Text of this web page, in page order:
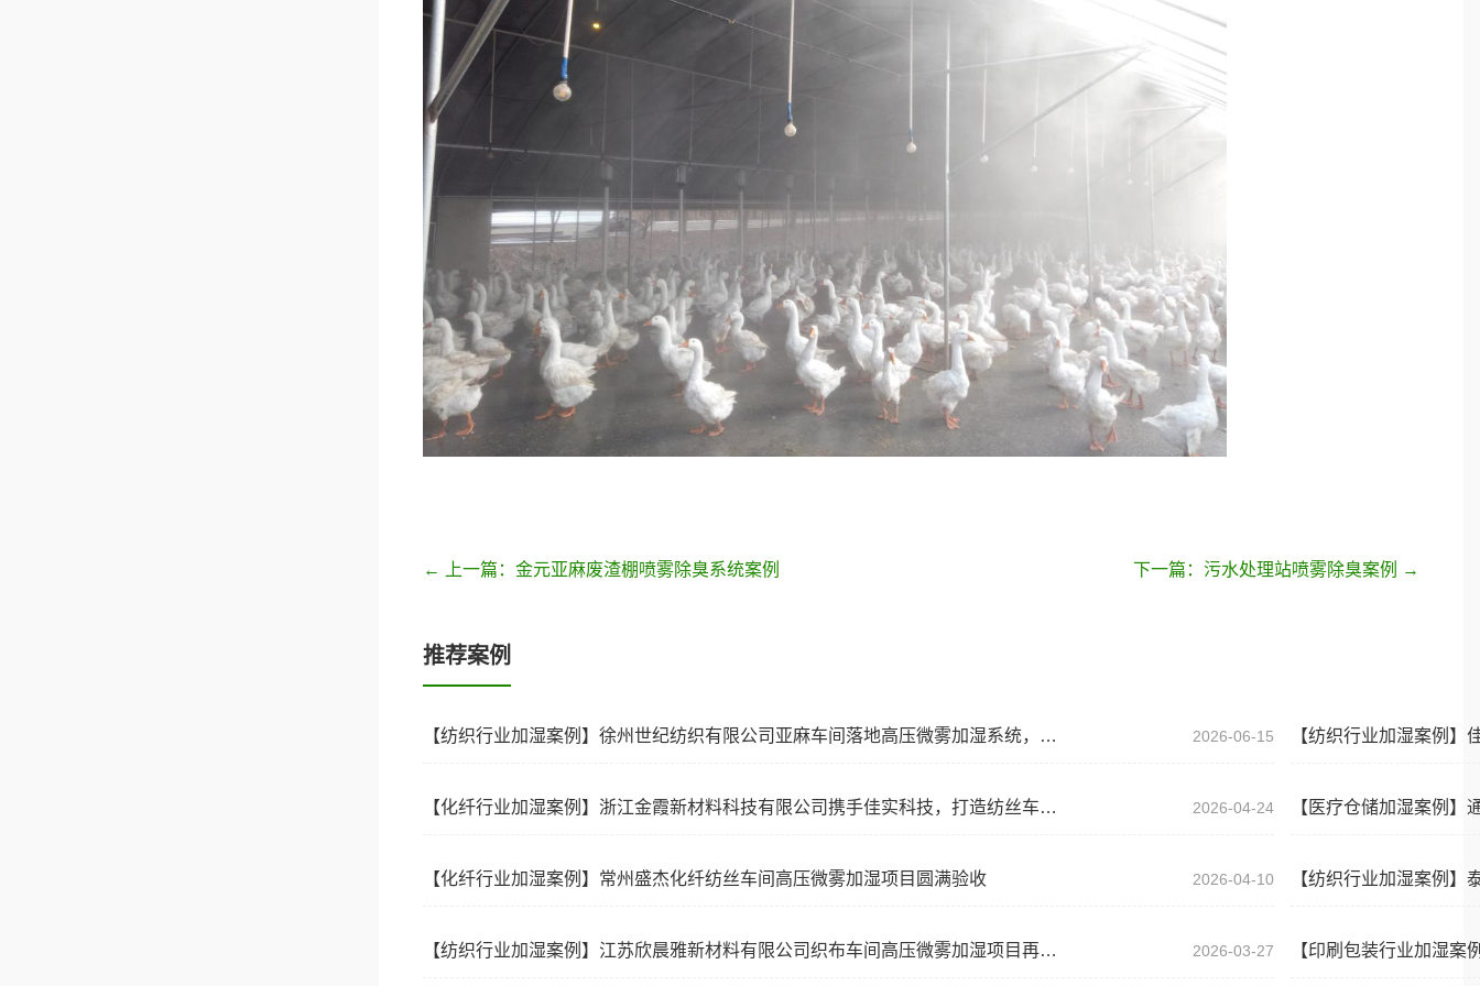
← 上一篇：金元亚麻废渣棚喷雾除臭系统案例 下一篇：污水处理站喷雾除臭案例 →
推荐案例
【纺织行业加湿案例】徐州世纪纺织有限公司亚麻车间落地高压微雾加湿系统，筑牢纺织生产品质防线 2026-06-15
【化纤行业加湿案例】浙江金霞新材料科技有限公司携手佳实科技，打造纺丝车间高压微雾智能加湿方案 2026-04-24 【医疗仓储加湿案例】
【化纤行业加湿案例】常州盛杰化纤纺丝车间高压微雾加湿项目圆满验收 2026-04-10 【纺织行业加湿案例】
【纺织行业加湿案例】江苏欣晨雅新材料有限公司织布车间高压微雾加湿项目再度合作落地！ 2026-03-27